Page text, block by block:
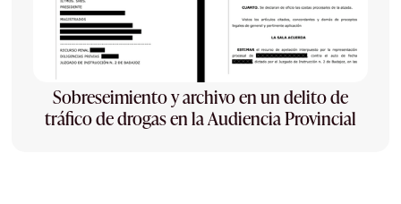
Sobreseimiento y archivo en un delito de
tráfico de drogas en la Audiencia Provincial